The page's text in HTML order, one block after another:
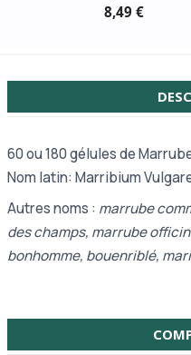
8,49 €
60 ou180 gélules de
Nom latin: Marribium
Autres noms : marrube
des champs, marrube
bonhomme, bouenriblé,